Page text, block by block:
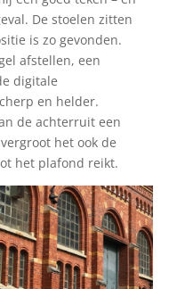
De stoelen zitten
is zo gevonden.
afstellen, een
digitale
en helder.
de achterruit een
het ook de
het plafond reikt.